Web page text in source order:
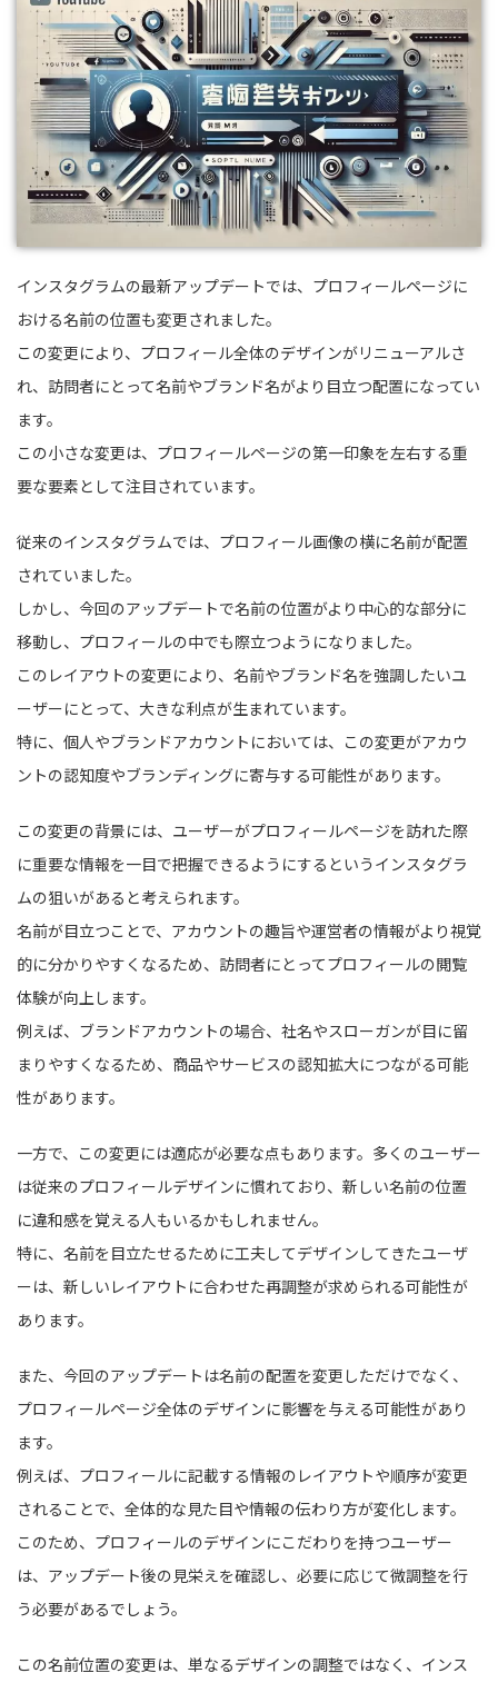
インスタグラムの最新アップデートでは、プロフィールページに
おける名前の位置も変更されました。
この変更により、プロフィール全体のデザインがリニューアルさ
れ、訪問者にとって名前やブランド名がより目立つ配置になってい
ます。
この小さな変更は、プロフィールページの第一印象を左右する重
要な要素として注目されています。
従来のインスタグラムでは、プロフィール画像の横に名前が配置
されていました。
しかし、今回のアップデートで名前の位置がより中心的な部分に
移動し、プロフィールの中でも際立つようになりました。
このレイアウトの変更により、名前やブランド名を強調したいユ
ーザーにとって、大きな利点が生まれています。
特に、個人やブランドアカウントにおいては、この変更がアカウ
ントの認知度やブランディングに寄与する可能性があります。
この変更の背景には、ユーザーがプロフィールページを訪れた際
に重要な情報を一目で把握できるようにするというインスタグラ
ムの狙いがあると考えられます。
名前が目立つことで、アカウントの趣旨や運営者の情報がより視覚
的に分かりやすくなるため、訪問者にとってプロフィールの閲覧
体験が向上します。
例えば、ブランドアカウントの場合、社名やスローガンが目に留
まりやすくなるため、商品やサービスの認知拡大につながる可能
性があります。
一方で、この変更には適応が必要な点もあります。多くのユーザー
は従来のプロフィールデザインに慣れており、新しい名前の位置
に違和感を覚える人もいるかもしれません。
特に、名前を目立たせるために工夫してデザインしてきたユーザ
ーは、新しいレイアウトに合わせた再調整が求められる可能性が
あります。
また、今回のアップデートは名前の配置を変更しただけでなく、
プロフィールページ全体のデザインに影響を与える可能性があり
ます。
例えば、プロフィールに記載する情報のレイアウトや順序が変更
されることで、全体的な見た目や情報の伝わり方が変化します。
このため、プロフィールのデザインにこだわりを持つユーザー
は、アップデート後の見栄えを確認し、必要に応じて微調整を行
う必要があるでしょう。
この名前位置の変更は、単なるデザインの調整ではなく、インス